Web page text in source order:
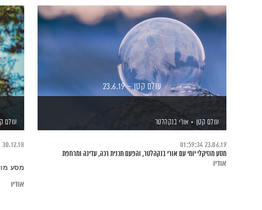
עולם קטן – 23.6.19
עולם קטן אורי בנקהלטר
23.06.19
01:59:34
מסע מוזיקלי יומי עם אורי בנקהלטר, והפעם תכנית רכה, עדינה ומרחפת
אודיו
עולם
30.12.18
מסע
אודיו